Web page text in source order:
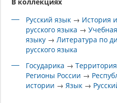
Русский язык → История
русского языка →
языку → Литература по
русского языка
Государика →
Регионы России →
истории → Язык →